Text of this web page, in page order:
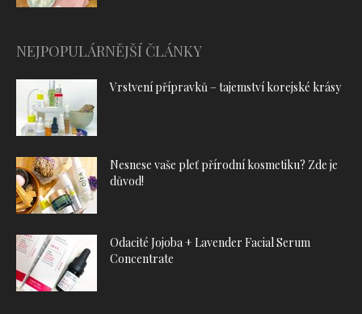
NEJPOPULÁRNĚJŠÍ ČLÁNKY
Vrstvení přípravků – tajemství korejské krásy
Nesnese vaše pleť přírodní kosmetiku? Zde je
důvod!
Odacité Jojoba + Lavender Facial Serum
Concentrate